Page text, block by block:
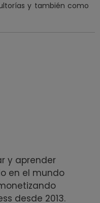
y también como
y aprender
en el mundo
desde 2013.